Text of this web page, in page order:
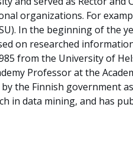
organizations. For
In the beginning of the
on researched
from the University of
Professor at the
the Finnish government
in data mining, and has